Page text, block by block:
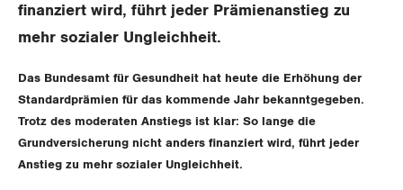
Arbeitssicherheit und Gesundheitsschutz
Verteilung
Arbeitslosenversicherung
Ergänzungsleistungen
Invalidenversicherung
finanziert wird, führt jeder Prämienanstieg zu
mehr sozialer Ungleichheit.
Das Bundesamt für Gesundheit hat heute die Erhöhung der
Standardprämien für das kommende Jahr bekanntgegeben.
Trotz des moderaten Anstiegs ist klar: So lange die
Grundversicherung nicht anders finanziert wird, führt jeder
Anstieg zu mehr sozialer Ungleichheit.